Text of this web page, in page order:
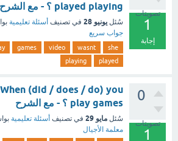
تصويتات
1
إجابة
played playing ؟ - مع الشرح
سُئل يونيو 28 في تصنيف أسئلة تعليمية
جواب سريع
she
wasnt
video
games
played
playing
0
تصويتات
1
When (did / does / do) you
play games ؟ - مع الشرح
سُئل مايو 29 في تصنيف أسئلة تعليمية
معلمة الأجيال